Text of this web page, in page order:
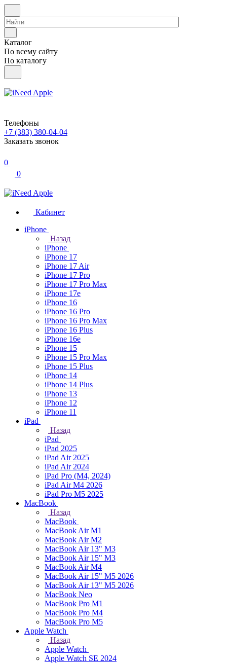
Каталог
По всему сайту
По каталогу
Телефоны
+7 (383) 380-04-04
Заказать звонок
0
0
Кабинет
iPhone
Назад
iPhone
iPhone 17
iPhone 17 Air
iPhone 17 Pro
iPhone 17 Pro Max
iPhone 17e
iPhone 16
iPhone 16 Pro
iPhone 16 Pro Max
iPhone 16 Plus
iPhone 16e
iPhone 15
iPhone 15 Pro Max
iPhone 15 Plus
iPhone 14
iPhone 14 Plus
iPhone 13
iPhone 12
iPhone 11
iPad
Назад
iPad
iPad 2025
iPad Air 2025
iPad Air 2024
iPad Pro (M4, 2024)
iPad Air M4 2026
iPad Pro M5 2025
MacBook
Назад
MacBook
MacBook Air M1
MacBook Air M2
MacBook Air 13" M3
MacBook Air 15" M3
MacBook Air M4
MacBook Air 15" М5 2026
MacBook Air 13" М5 2026
MacBook Neo
MacBook Pro M1
MacBook Pro M4
MacBook Pro M5
Apple Watch
Назад
Apple Watch
Apple Watch SE 2024